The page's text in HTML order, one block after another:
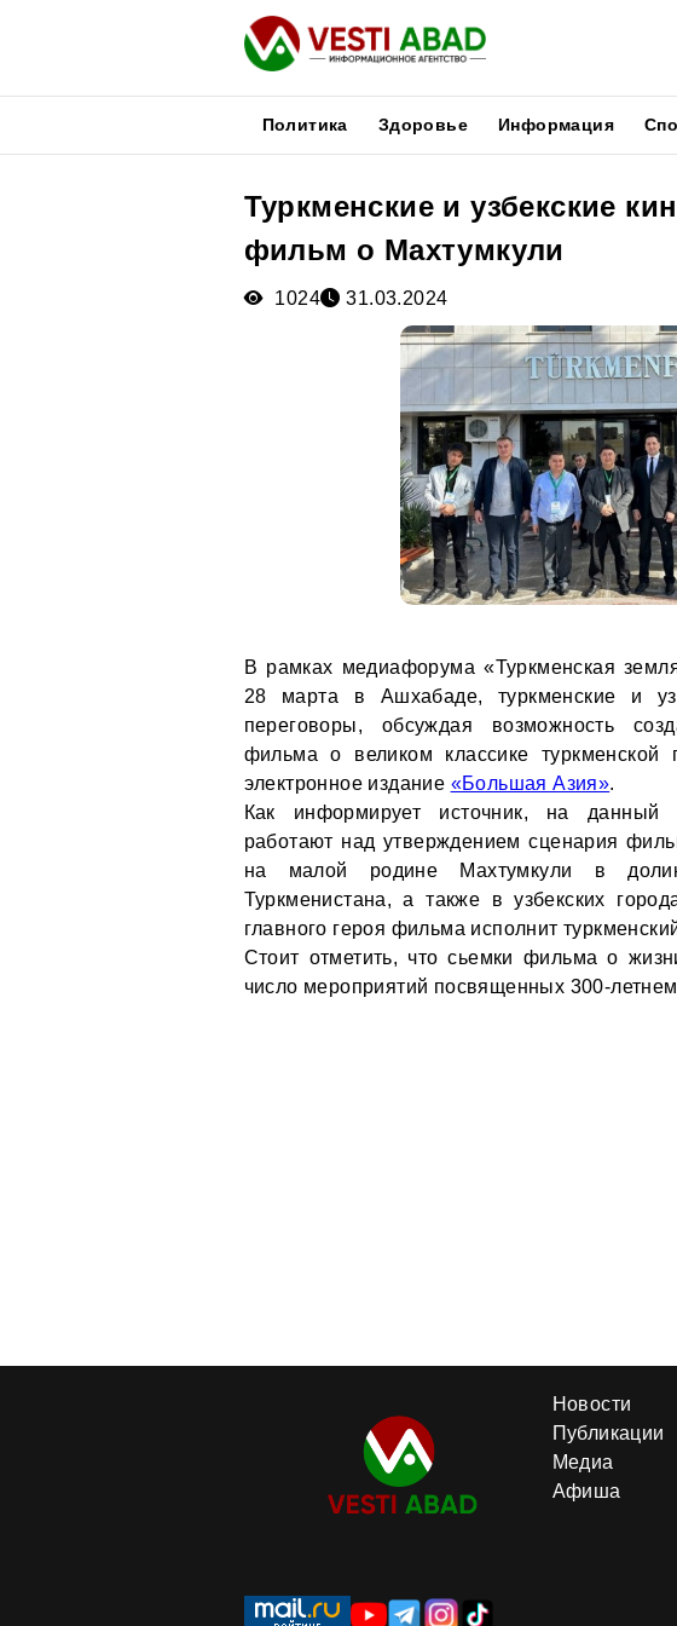
Политика Здоровье Информация
Туркменские и узбекские
фильм о Махтумкули
1024 31.03.2024
В рамках медиафорума «Туркменская
28 марта в Ашхабаде, туркменские и
переговоры, обсуждая возможность
фильма о великом классике туркменской
электронное издание «Большая Азия».
Как информирует источник, на данный
работают над утверждением сценария
на малой родине Махтумкули в
Туркменистана, а также в узбекских
главного героя фильма исполнит
Стоит отметить, что сьемки фильма о
число мероприятий посвященных 300-
Новости
Публикации
Медиа
Афиша